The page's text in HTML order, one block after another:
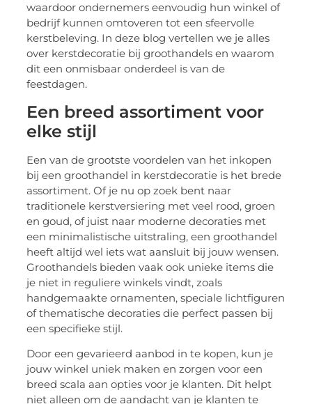
waardoor ondernemers eenvoudig hun winkel of
bedrijf kunnen omtoveren tot een sfeervolle
kerstbeleving. In deze blog vertellen we je alles
over kerstdecoratie bij groothandels en waarom
dit een onmisbaar onderdeel is van de
feestdagen.
Een breed assortiment voor
elke stijl
Een van de grootste voordelen van het inkopen
bij een groothandel in kerstdecoratie is het brede
assortiment. Of je nu op zoek bent naar
traditionele kerstversiering met veel rood, groen
en goud, of juist naar moderne decoraties met
een minimalistische uitstraling, een groothandel
heeft altijd wel iets wat aansluit bij jouw wensen.
Groothandels bieden vaak ook unieke items die
je niet in reguliere winkels vindt, zoals
handgemaakte ornamenten, speciale lichtfiguren
of thematische decoraties die perfect passen bij
een specifieke stijl.
Door een gevarieerd aanbod in te kopen, kun je
jouw winkel uniek maken en zorgen voor een
breed scala aan opties voor je klanten. Dit helpt
niet alleen om de aandacht van je klanten te